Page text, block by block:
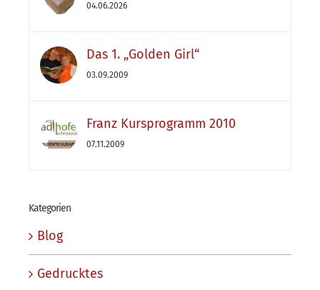
04.06.2026
Das 1. „Golden Girl“
03.09.2009
Franz Kursprogramm 2010
07.11.2009
Kategorien
Blog
Gedrucktes